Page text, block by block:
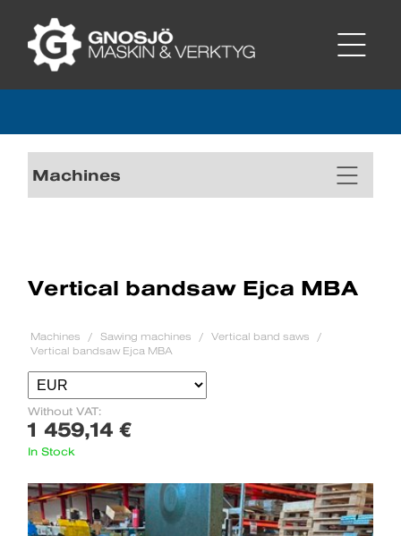
Machines
Vertical bandsaw Ejca MBA
Machines Sawing machines
Vertical band saws
Vertical bandsaw Ejca MBA
Without VAT:
1 459,14 €
In Stock